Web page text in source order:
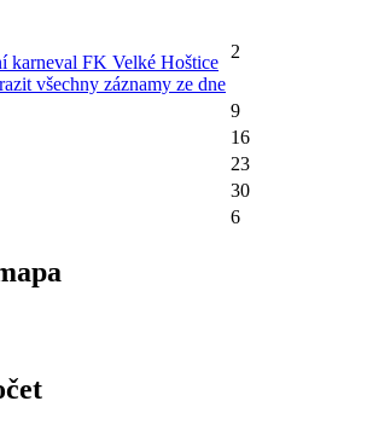
karneval FK Velké Hoštice
všechny záznamy ze dne
2
9
16
23
30
6